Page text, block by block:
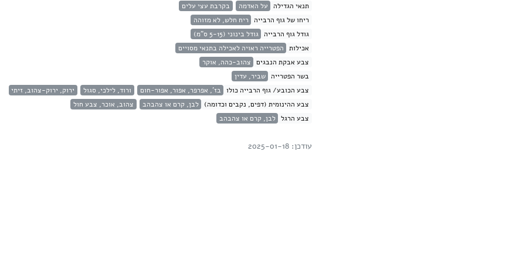
תנאי הגדילה
על האדמה
בקרבת עצי עלים
ריחו של גוף הרבייה
ריח חלש, לא מזוהה
גודל גוף הרבייה
גודל בינוני (5-15 ס"מ)
אכילות
הפטרייה ראויה לאכילה בתנאי מסויים
צבע אבקת הנבגים
צהוב-כהה, אוקר
בשר הפטרייה
שביר, עדין
צבע הכובע/ גוף הרבייה כולו
בז', אפרפר, אפור, אפור-חום ורוד, לילכי, סגול
ירוק, ירוק-צהוב, זיתי
צבע ההינומית (דפים, נקבים וכדומה)
לבן, קרם או צהבהב
צהוב, אוכר, צבע חול
צבע הרגל לבן, קרם או צהבהב
עודכן: 2025-01-18